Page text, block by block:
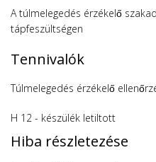
A túlmelegedés érzékelő
tápfeszültségen
Tennivalók
Túlmelegedés érzékelő
H 12 - készülék letiltott
Hiba részletezése